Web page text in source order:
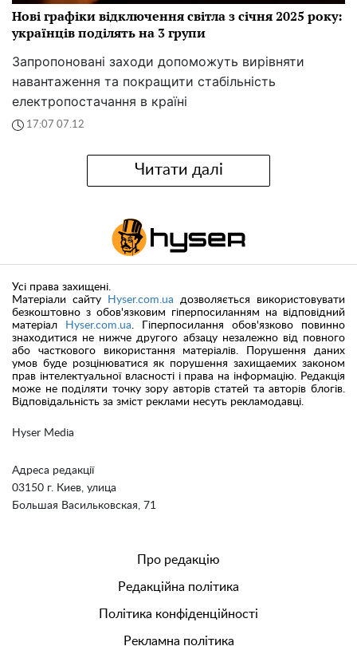
Нові графіки відключення світла з січня 2025 року:
українців поділять на 3 групи
Запропоновані заходи допоможуть вирівняти
навантаження та покращити стабільність
електропостачання в країні
17:07 07.12
Читати далі
Hyser Media
Адреса редакції
03150 г. Киев, улица
Большая Васильковская, 71
Усі права захищені.
Матеріали сайту
Hyser.com.ua дозволяється використовувати
безкоштовно з обов'язковим гіперпосиланням на відповідний
матеріал
Hyser.com.ua . Гіперпосилання обов'язково повинно
знаходитися не нижче другого абзацу незалежно від повного
або часткового використання матеріалів. Порушення даних
умов буде розцінюватися як порушення захищаемих законом
прав інтелектуальної власності і права на інформацію. Редакція
може не поділяти точку зору авторів статей та авторів блогів.
Відповідальність за зміст реклами несуть рекламодавці.
Про редакцію
Редакційна політика
Політика конфіденційності
Рекламна політика